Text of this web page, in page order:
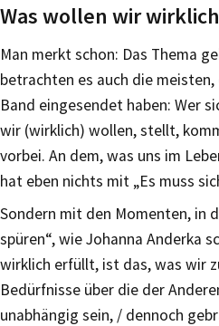
Was wollen wir
Man merkt schon: Das Thema
betrachten es auch die
Band eingesendet haben: Wer
wir (wirklich) wollen, stellt,
vorbei. An dem, was uns im
hat eben nichts mit „Es muss
Sondern mit den Momenten, in
spüren“, wie Johanna Anderka
wirklich erfüllt, ist das, was wir
Bedürfnisse über die der
unabhängig sein, / dennoch